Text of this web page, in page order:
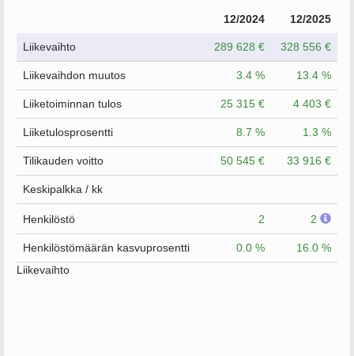
12/2024 12/2025
Liikevaihto 289 628 € 328 556 €
Liikevaihdon muutos 3.4 % 13.4 %
Liiketoiminnan tulos 25 315 € 4 403 €
Liiketulosprosentti 8.7 % 1.3 %
Tilikauden voitto 50 545 € 33 916 €
Keskipalkka / kk
Henkilöstö 2 2
Henkilöstömäärän kasvuprosentti 0.0 %
16.0 %
Liikevaihto